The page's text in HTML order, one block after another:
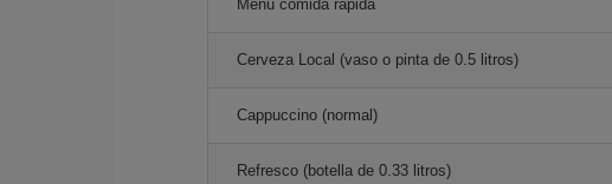
Menú comida rápida
Cerveza Local (vaso o pinta de 0.5 litros)
Cappuccino (normal)
Refresco (botella de 0.33 litros)